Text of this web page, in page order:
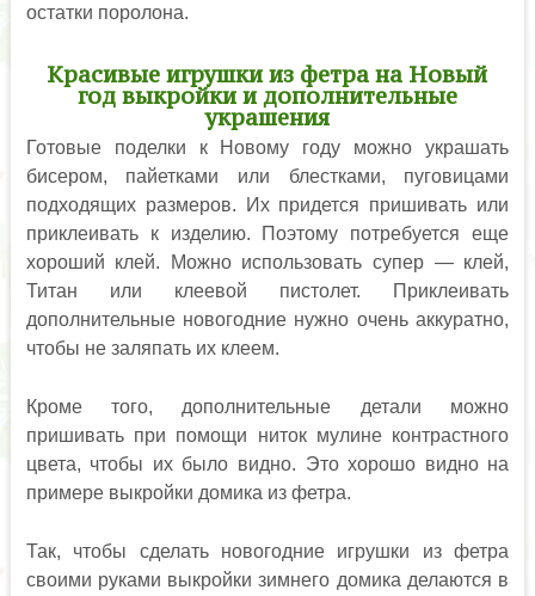
остатки поролона.
Красивые игрушки из фетра на Новый
год выкройки и дополнительные
украшения
Готовые поделки к Новому году можно украшать
бисером, пайетками или блестками, пуговицами
подходящих размеров. Их придется пришивать или
приклеивать к изделию. Поэтому потребуется еще
хороший клей. Можно использовать супер — клей,
Титан или клеевой пистолет. Приклеивать
дополнительные новогодние нужно очень аккуратно,
чтобы не заляпать их клеем.
Кроме того, дополнительные детали можно
пришивать при помощи ниток мулине контрастного
цвета, чтобы их было видно. Это хорошо видно на
примере выкройки домика из фетра.
Так, чтобы сделать новогодние игрушки из фетра
своими руками выкройки зимнего домика делаются в